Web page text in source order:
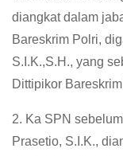
diangkat dalam
Bareskrim Polri,
S.I.K.,S.H., yang
Dittipikor
2. Ka SPN
Prasetio, S.I.K.,